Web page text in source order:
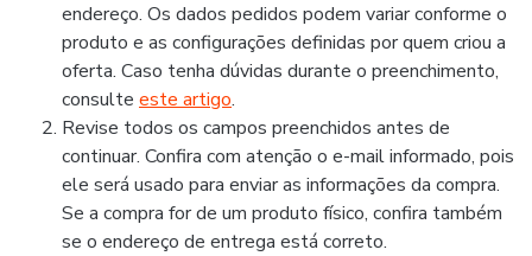
endereço. Os dados pedidos podem variar conforme o
produto e as configurações definidas por quem criou a
oferta. Caso tenha dúvidas durante o preenchimento,
consulte este artigo.
Revise todos os campos preenchidos antes de
continuar. Confira com atenção o e-mail informado, pois
ele será usado para enviar as informações da compra.
Se a compra for de um produto físico, confira também
se o endereço de entrega está correto.